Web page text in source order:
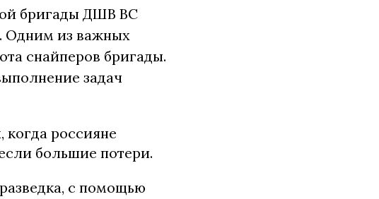
бригады ДШВ ВС
Одним из важных
снайперов бригады.
задач
россияне
большие потери.
с помощью